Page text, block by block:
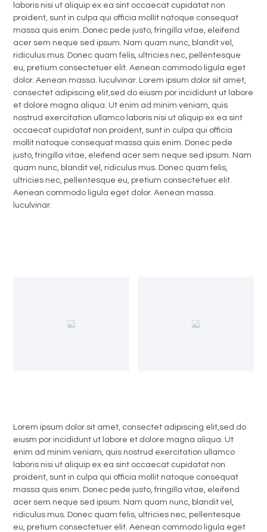
laboris nisi ut aliquip ex ea sint occaecat cupidatat non
proident, sunt in culpa qui officia mollit natoque consequat
massa quis enim. Donec pede justo, fringilla vitae, eleifend
acer sem neque sed ipsum. Nam quam nunc, blandit vel,
ridiculus mus. Donec quam felis, ultricies nec, pellentesque
eu, pretium consectetuer elit. Aenean commodo ligula eget
dolor. Aenean massa. luculvinar. Lorem ipsum dolor sit amet,
consectet adipiscing elit,sed do eiusm por incididunt ut labore
et dolore magna aliqua. Ut enim ad minim veniam, quis
nostrud exercitation ullamco laboris nisi ut aliquip ex ea sint
occaecat cupidatat non proident, sunt in culpa qui officia
mollit natoque consequat massa quis enim. Donec pede
justo, fringilla vitae, eleifend acer sem neque sed ipsum. Nam
quam nunc, blandit vel, ridiculus mus. Donec quam felis,
ultricies nec, pellentesque eu, pretium consectetuer elit.
Aenean commodo ligula eget dolor. Aenean massa.
luculvinar.
Lorem ipsum dolor sit amet, consectet adipiscing elit,sed do
eiusm por incididunt ut labore et dolore magna aliqua. Ut
enim ad minim veniam, quis nostrud exercitation ullamco
laboris nisi ut aliquip ex ea sint occaecat cupidatat non
proident, sunt in culpa qui officia mollit natoque consequat
massa quis enim. Donec pede justo, fringilla vitae, eleifend
acer sem neque sed ipsum. Nam quam nunc, blandit vel,
ridiculus mus. Donec quam felis, ultricies nec, pellentesque
eu, pretium consectetuer elit. Aenean commodo ligula eget